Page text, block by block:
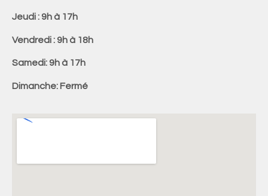
Jeudi : 9h à 17h
Vendredi : 9h à 18h
Samedi: 9h à 17h
Dimanche: Fermé